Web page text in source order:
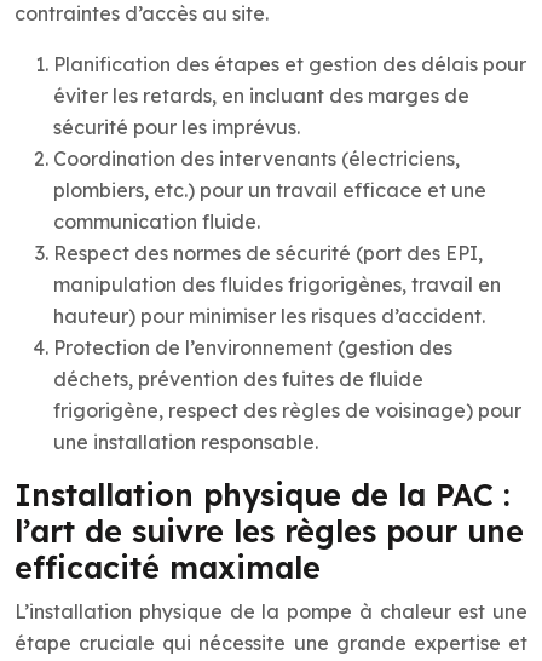
contraintes d’accès au site.
Planification des étapes et gestion des délais pour
éviter les retards, en incluant des marges de
sécurité pour les imprévus.
Coordination des intervenants (électriciens,
plombiers, etc.) pour un travail efficace et une
communication fluide.
Respect des normes de sécurité (port des EPI,
manipulation des fluides frigorigènes, travail en
hauteur) pour minimiser les risques d’accident.
Protection de l’environnement (gestion des
déchets, prévention des fuites de fluide
frigorigène, respect des règles de voisinage) pour
une installation responsable.
Installation physique de la PAC :
l’art de suivre les règles pour une
efficacité maximale
L’installation physique de la pompe à chaleur est une
étape cruciale qui nécessite une grande expertise et